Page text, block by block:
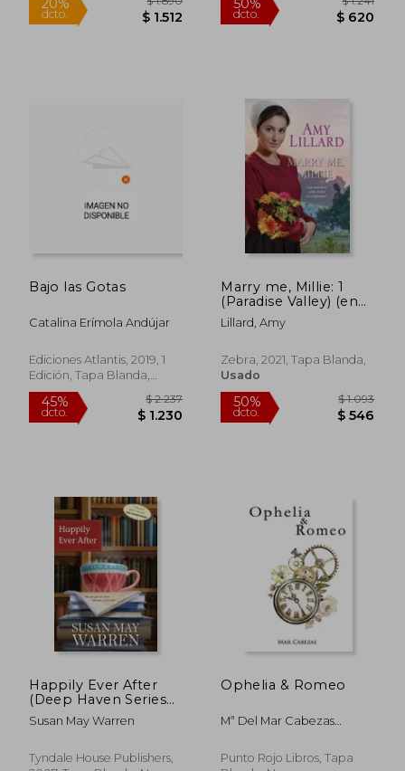
$ 1.240
Bajo las Gotas
Catalina Erímola Andújar
Ediciones Atlantis, 2019, 1
Edición, Tapa Blanda,
Usado
Marry me, Millie: 1
(Paradise Valley) (en
Inglés)
Lillard, Amy
Zebra, 2021, Tapa Blanda,
Usado
Happily Ever After
(Deep Haven Series
#1) (en Inglés)
Susan May Warren
Tyndale House Publishers,
Ophelia & Romeo
Mª Del Mar Cabezas
Punto Rojo Libros, Tapa